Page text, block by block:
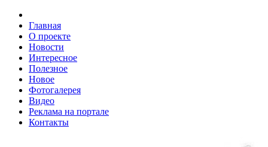
Главная
О проекте
Новости
Интересное
Полезное
Новое
Фотогалерея
Видео
Реклама на портале
Контакты